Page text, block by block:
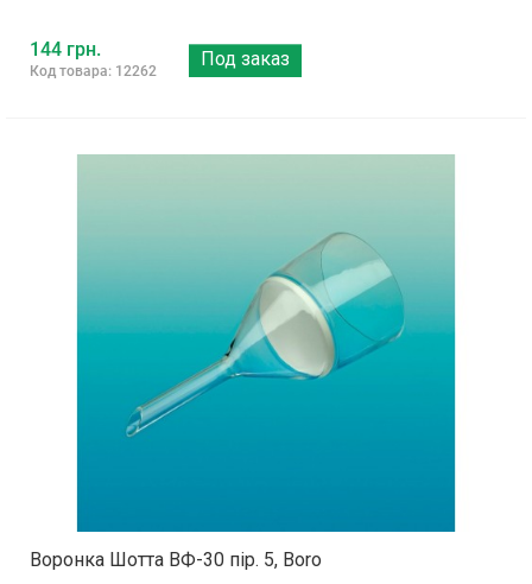
144 грн.
Код товара: 12262
Под заказ
Воронка Шотта ВФ-30 пір. 5, Boro